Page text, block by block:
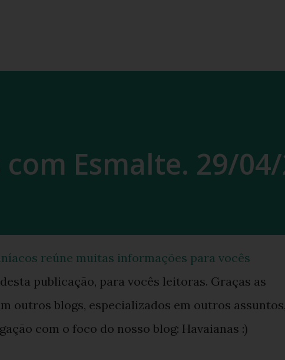
Esmalte. 29/
reúne muitas informações para vocês
publicação, para vocês leitoras. Graças as
outros blogs, especializados em outros assuntos,
com o foco do nosso blog: Havaianas :)